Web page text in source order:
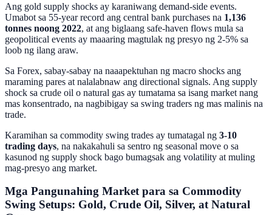
Ang gold supply shocks ay karaniwang demand-side events.
Umabot sa 55-year record ang central bank purchases na 1,136
tonnes noong 2022, at ang biglaang safe-haven flows mula sa
geopolitical events ay maaaring magtulak ng presyo ng 2-5% sa
loob ng ilang araw.
Sa Forex, sabay-sabay na naaapektuhan ng macro shocks ang
maraming pares at nalalabnaw ang directional signals. Ang supply
shock sa crude oil o natural gas ay tumatama sa isang market nang
mas konsentrado, na nagbibigay sa swing traders ng mas malinis na
trade.
Karamihan sa commodity swing trades ay tumatagal ng 3-10
trading days, na nakakahuli sa sentro ng seasonal move o sa
kasunod ng supply shock bago bumagsak ang volatility at muling
mag-presyo ang market.
Mga Pangunahing Market para sa Commodity
Swing Setups: Gold, Crude Oil, Silver, at Natural